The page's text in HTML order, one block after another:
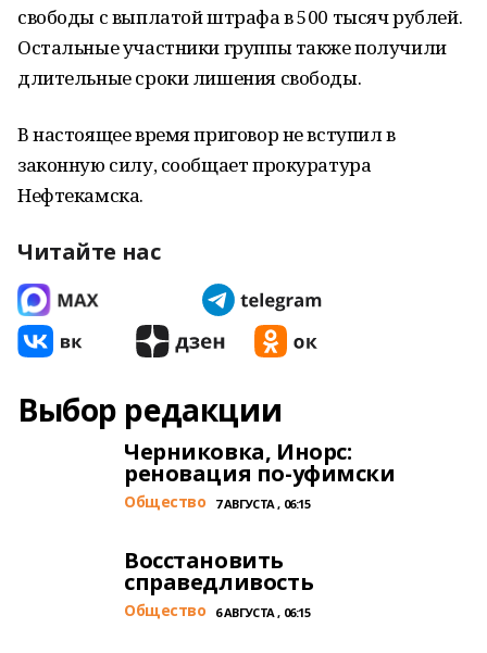
свободы с выплатой штрафа в 500 тысяч рублей.
Остальные участники группы также получили
длительные сроки лишения свободы.
В настоящее время приговор не вступил в
законную силу, сообщает прокуратура
Нефтекамска.
Читайте нас
Выбор редакции
Черниковка, Инорс:
реновация по-уфимски
Общество 7 АВГУСТА , 06:15
Восстановить
справедливость
Общество 6 АВГУСТА , 06:15